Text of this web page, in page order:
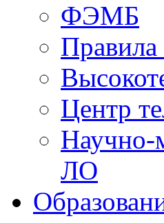
ФЭМБ
Правила
Центр
Научно-
ЛО